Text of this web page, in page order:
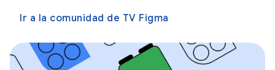
Ir a la comunidad de TV Figma